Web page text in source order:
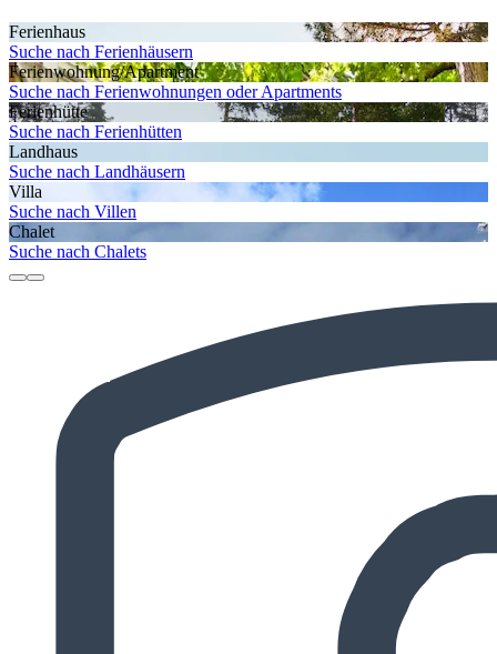
Ferienhaus
Suche nach Ferienhäusern
Ferienwohnung/Apartment
Suche nach Ferienwohnungen oder Apartments
Ferienhütte
Suche nach Ferienhütten
Landhaus
Suche nach Landhäusern
Villa
Suche nach Villen
Chalet
Suche nach Chalets